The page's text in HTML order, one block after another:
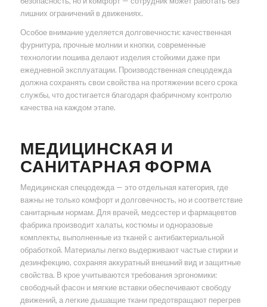
лишних ограничений в движениях.
Особое внимание уделяется долговечности: качественная
фурнитура, прочные молнии и кнопки, современные
технологии пошива делают изделия стойкими даже при
ежедневной эксплуатации. Производственная спецодежда
должна сохранять свои свойства на протяжении всего срока
службы, что достигается благодаря фабричному контролю
качества на каждом этапе.
МЕДИЦИНСКАЯ И
САНИТАРНАЯ ФОРМА
Медицинская спецодежда — это отдельная категория, где
важны не только комфорт и долговечность, но и соответствие
санитарным нормам. Для врачей, медсестер и фармацевтов
фабрика производит халаты, костюмы и одноразовые
комплекты, выполненные из тканей с антибактериальной
обработкой. Материалы легко выдерживают частые стирки и
дезинфекцию, сохраняя аккуратный внешний вид и защитные
свойства. В крое учитываются требования эргономики:
свободный фасон и мягкие вставки обеспечивают свободу
движений, а легкие дышащие ткани предотвращают перегрев